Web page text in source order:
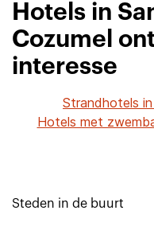
Hotels in
Cozumel
interesse
Strandhotels
Hotels met
Steden in de buurt